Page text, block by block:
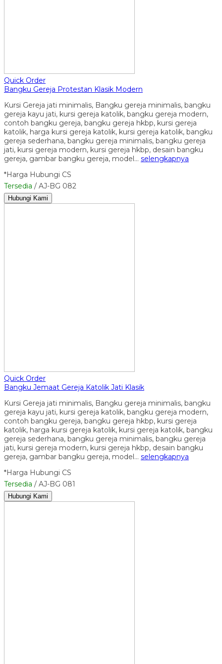
Quick Order
Bangku Gereja Protestan Klasik Modern
Kursi Gereja jati minimalis, Bangku gereja minimalis, bangku
gereja kayu jati, kursi gereja katolik, bangku gereja modern,
contoh bangku gereja, bangku gereja hkbp, kursi gereja
katolik, harga kursi gereja katolik, kursi gereja katolik, bangku
gereja sederhana, bangku gereja minimalis, bangku gereja
jati, kursi gereja modern, kursi gereja hkbp, desain bangku
gereja, gambar bangku gereja, model… selengkapnya
*Harga Hubungi CS
Tersedia / AJ-BG 082
Hubungi Kami
Quick Order
Bangku Jemaat Gereja Katolik Jati Klasik
Kursi Gereja jati minimalis, Bangku gereja minimalis, bangku
gereja kayu jati, kursi gereja katolik, bangku gereja modern,
contoh bangku gereja, bangku gereja hkbp, kursi gereja
katolik, harga kursi gereja katolik, kursi gereja katolik, bangku
gereja sederhana, bangku gereja minimalis, bangku gereja
jati, kursi gereja modern, kursi gereja hkbp, desain bangku
gereja, gambar bangku gereja, model… selengkapnya
*Harga Hubungi CS
Tersedia / AJ-BG 081
Hubungi Kami